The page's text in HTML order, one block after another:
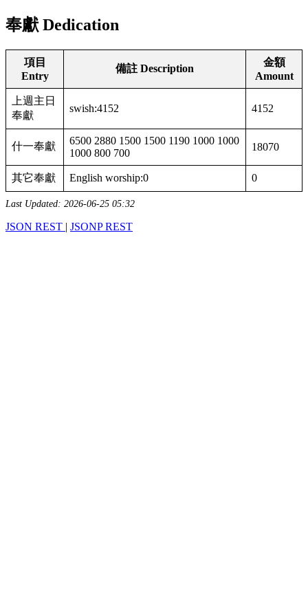
奉獻 Dedication
項目
Entry
備註 Description
金額
Amount
上週主日
奉獻
swish:4152 4152
什一奉獻
6500 2880 1500 1500 1190 1000 1000
1000 800 700
18070
其它奉獻 English worship:0 0
Last Updated: 2026-06-25 05:32
JSON REST | JSONP REST